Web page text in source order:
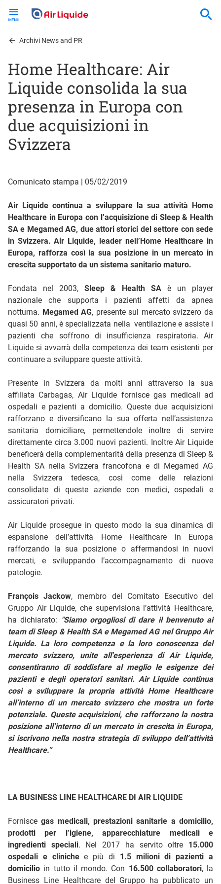
contentArchivi News and PR
Home Healthcare: Air
Liquide consolida la sua
presenza in Europa con
due acquisizioni in
Svizzera
Comunicato stampa | 05/02/2019
Air Liquide continua a sviluppare la sua attività Home
Healthcare in Europa con l’acquisizione di Sleep & Health
SA e Megamed AG, due attori storici del settore con sede
in Svizzera. Air Liquide, leader nell’Home Healthcare in
Europa, rafforza così la sua posizione in un mercato in
crescita supportato da un sistema sanitario maturo.
Fondata nel 2003, Sleep & Health SA è un player
nazionale che supporta i pazienti affetti da apnea
notturna. Megamed AG, presente sul mercato svizzero da
quasi 50 anni, è specializzata nella ventilazione e assiste i
pazienti che soffrono di insufficienza respiratoria. Air
Liquide si avvarrà della competenza dei team esistenti per
continuare a sviluppare queste attività.
Presente in Svizzera da molti anni attraverso la sua
affiliata Carbagas, Air Liquide fornisce gas medicali ad
ospedali e pazienti a domicilio. Queste due acquisizioni
rafforzano e diversificano la sua offerta nell’assistenza
sanitaria domiciliare, permettendole inoltre di servire
direttamente circa 3.000 nuovi pazienti. Inoltre Air Liquide
beneficerà della complementarità della presenza di Sleep &
Health SA nella Svizzera francofona e di Megamed AG
nella Svizzera tedesca, così come delle relazioni
consolidate di queste aziende con medici, ospedali e
assicuratori privati.
Air Liquide prosegue in questo modo la sua dinamica di
espansione dell’attività Home Healthcare in Europa
rafforzando la sua posizione o affermandosi in nuovi
mercati, e sviluppando l’accompagnamento di nuove
patologie.
François Jackow, membro del Comitato Esecutivo del
Gruppo Air Liquide, che supervisiona l’attività Healthcare,
ha dichiarato: "Siamo orgogliosi di dare il benvenuto ai
team di Sleep & Health SA e Megamed AG nel Gruppo Air
Liquide. La loro competenza e la loro conoscenza del
mercato svizzero, unite all'esperienza di Air Liquide,
consentiranno di soddisfare al meglio le esigenze dei
pazienti e degli operatori sanitari. Air Liquide continua
così a sviluppare la propria attività Home Healthcare
all’interno di un mercato svizzero che mostra un forte
potenziale. Queste acquisizioni, che rafforzano la nostra
posizione all’interno di un mercato in crescita in Europa,
si iscrivono nella nostra strategia di sviluppo dell’attività
Healthcare.”
LA BUSINESS LINE HEALTHCARE DI AIR LIQUIDE
Fornisce gas medicali, prestazioni sanitarie a domicilio,
prodotti per l’igiene, apparecchiature medicali e
ingredienti speciali. Nel 2017 ha servito oltre 15.000
ospedali e clinichee più di 1.5 milioni di pazienti a
domicilio in tutto il mondo. Con 16.500 collaboratori, la
Business Line Healthcare del Gruppo ha pubblicato un